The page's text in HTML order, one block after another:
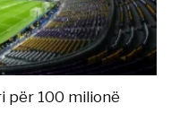
për 100 milionë